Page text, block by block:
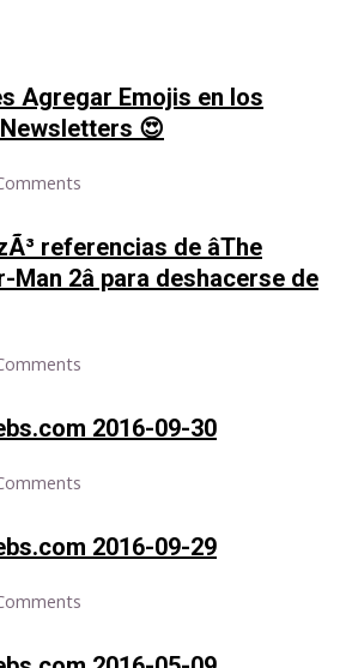
Agregar Emojis en los
😍
referencias de âThe
2â para deshacerse de
2016-09-30
2016-09-29